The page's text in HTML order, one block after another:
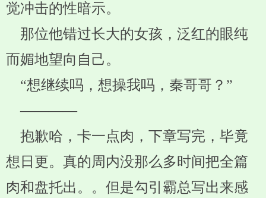
觉冲击的性暗示。
那位他错过长大的女孩，泛红的眼纯
而媚地望向自己。
“想继续吗，想操我吗，秦哥哥？”
————
抱歉哈，卡一点肉，下章写完，毕竟
想日更。真的周内没那么多时间把全篇
肉和盘托出。。但是勾引霸总写出来感